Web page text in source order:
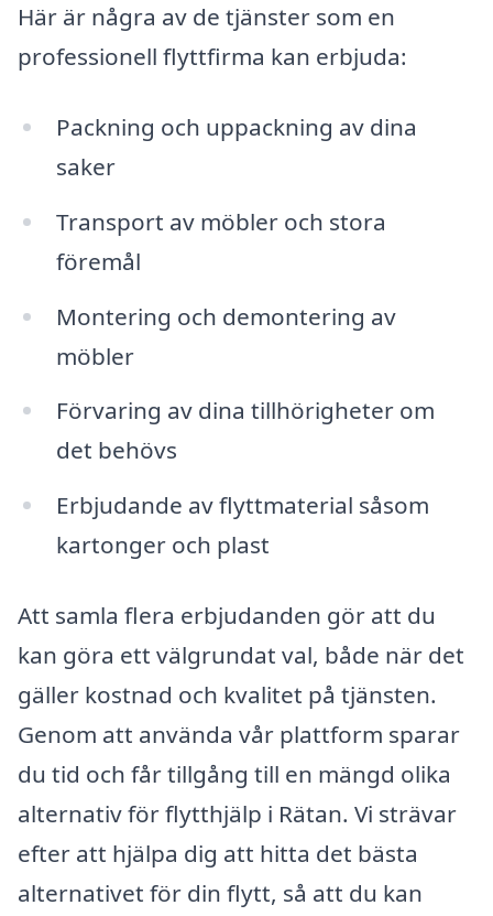
Här är några av de tjänster som en
professionell flyttfirma kan erbjuda:
Packning och uppackning av dina
saker
Transport av möbler och stora
föremål
Montering och demontering av
möbler
Förvaring av dina tillhörigheter om
det behövs
Erbjudande av flyttmaterial såsom
kartonger och plast
Att samla flera erbjudanden gör att du
kan göra ett välgrundat val, både när det
gäller kostnad och kvalitet på tjänsten.
Genom att använda vår plattform sparar
du tid och får tillgång till en mängd olika
alternativ för flytthjälp i Rätan. Vi strävar
efter att hjälpa dig att hitta det bästa
alternativet för din flytt, så att du kan